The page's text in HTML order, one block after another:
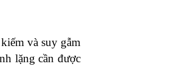
và suy gẫm
lặng cần được